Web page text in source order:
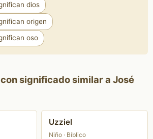
dios
origen
oso
significado similar a José
Uzziel
Niño · Bíblico